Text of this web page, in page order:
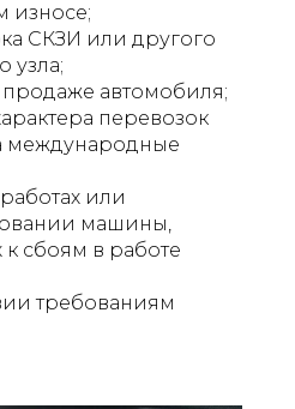
износе;
СКЗИ или другого
узла;
автомобиля;
перевозок
международные
или
машины,
сбоям в работе
требованиям